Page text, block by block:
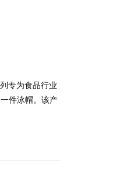
专为食品行业
件泳帽。该产